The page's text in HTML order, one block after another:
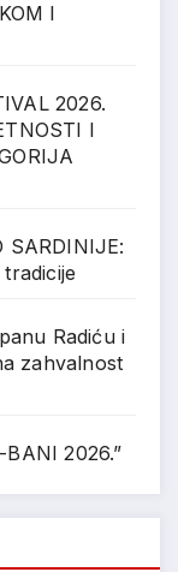
I
2026.
I
SARDINIJE:
Radiću i
zahvalnost
2026.”